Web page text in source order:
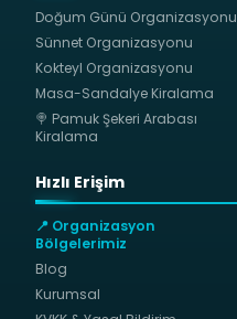
Doğum Günü Organizasyonu
Sünnet Organizasyonu
Kokteyl Organizasyonu
Masa-Sandalye Kiralama
🍭 Pamuk Şekeri Arabası
Kiralama
Hızlı Erişim
📍 Organizasyon
Bölgelerimiz
Blog
Kurumsal